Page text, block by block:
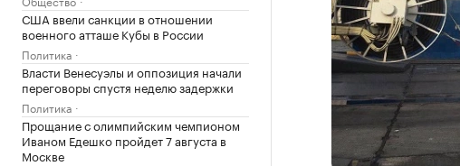
США ввели санкции в отношении
военного атташе Кубы в России
Политика
Власти Венесуэлы и оппозиция начали
переговоры спустя неделю задержки
Политика
Прощание с олимпийским чемпионом
Иваном Едешко пройдет 7 августа в
Москве